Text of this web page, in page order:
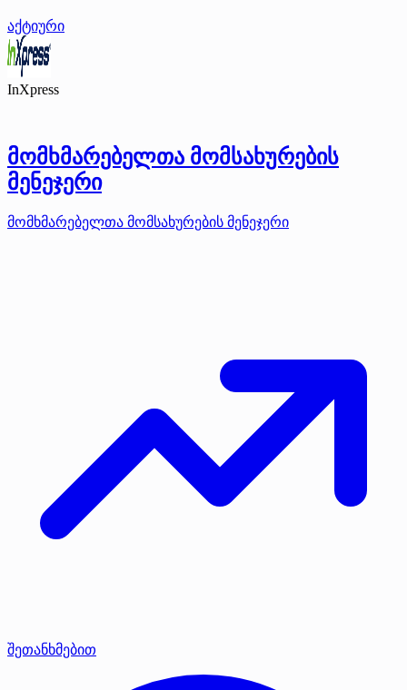
აქტიური
InXpress
მომხმარებელთა მომსახურების
მენეჯერი
მომხმარებელთა მომსახურების მენეჯერი
შეთანხმებით